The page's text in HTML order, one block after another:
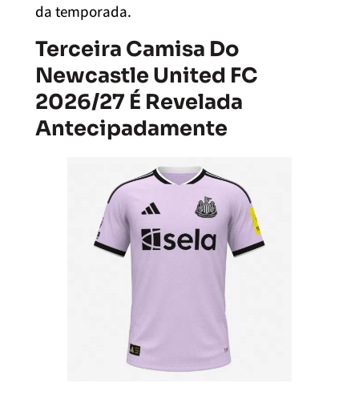
da temporada.
Terceira Camisa Do
Newcastle United FC
2026/27 É Revelada
Antecipadamente